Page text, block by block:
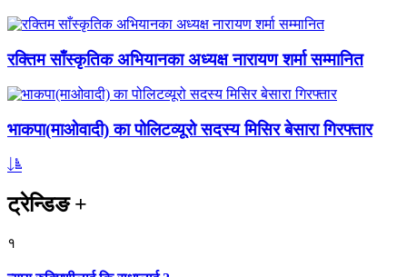
रक्तिम साँस्कृतिक अभियानका अध्यक्ष नारायण शर्मा सम्मानित
भाकपा(माओवादी) का पोलिटव्यूरो सदस्य मिसिर बेसारा गिरफ्तार
ट्रेन्डिङ+
१